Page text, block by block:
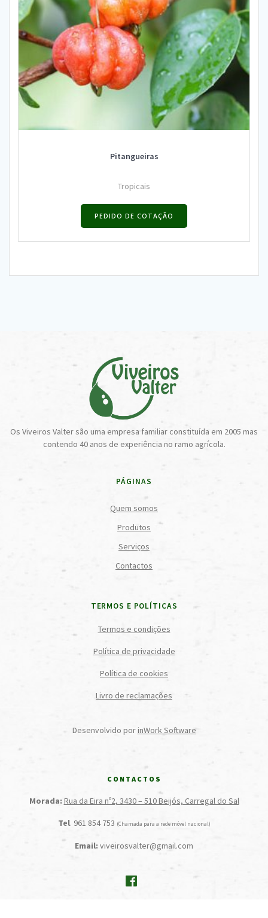
Pitangueiras
Tropicais
PEDIDO DE COTAÇÃO
Os Viveiros Valter são uma empresa familiar constituída em 2005 mas
contendo 40 anos de experiência no ramo agrícola.
PÁGINAS
Quem somos
Produtos
Serviços
Contactos
TERMOS E POLÍTICAS
Termos e condições
Política de privacidade
Política de cookies
Livro de reclamações
Desenvolvido porinWork Software
CONTACTOS
Morada: Rua da Eira nº2, 3430 – 510 Beijós, Carregal do Sal
Tel. 961 854 753 (Chamada para a rede móvel nacional)
Email: viveirosvalter@gmail.com